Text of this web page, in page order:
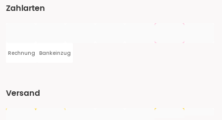
Zahlarten
Rechnung Bankeinzug
Versand